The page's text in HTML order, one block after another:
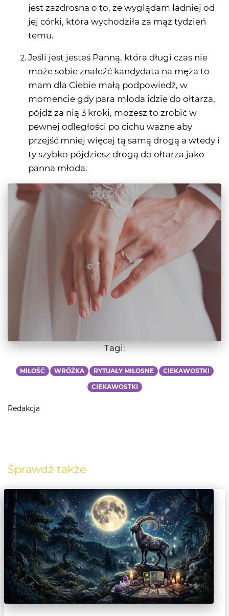
jest zazdrosna o to, że wyglądam ładniej od
jej córki, która wychodziła za mąż tydzień
temu.
Jeśli jest jesteś Panną, która długi czas nie
może sobie znaleźć kandydata na męża to
mam dla Ciebie małą podpowiedź, w
momencie gdy para młoda idzie do ołtarza,
pójdź za nią 3 kroki, możesz to zrobić w
pewnej odległości po cichu ważne aby
przejść mniej więcej tą samą drogą a wtedy i
ty szybko pójdziesz drogą do ołtarza jako
panna młoda.
Tagi:
MIŁOŚĆ WRÓŻKA RYTUAŁY MIŁOSNE CIEKAWOSTKI
CIEKAWOSTKI
Redakcja
Sprawdź także